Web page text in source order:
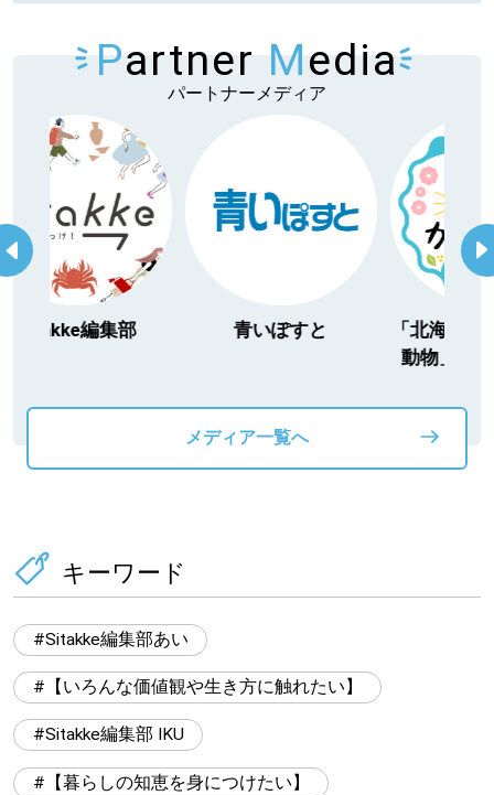
Partner Media
パートナーメディア
編集部 青いぽすと
「北海道３大
動物」プロジ
メディア一覧へ
キーワード
Sitakke編集部あい
【いろんな価値観や生き方に触れたい】
Sitakke編集部 IKU
【暮らしの知恵を身につけたい】